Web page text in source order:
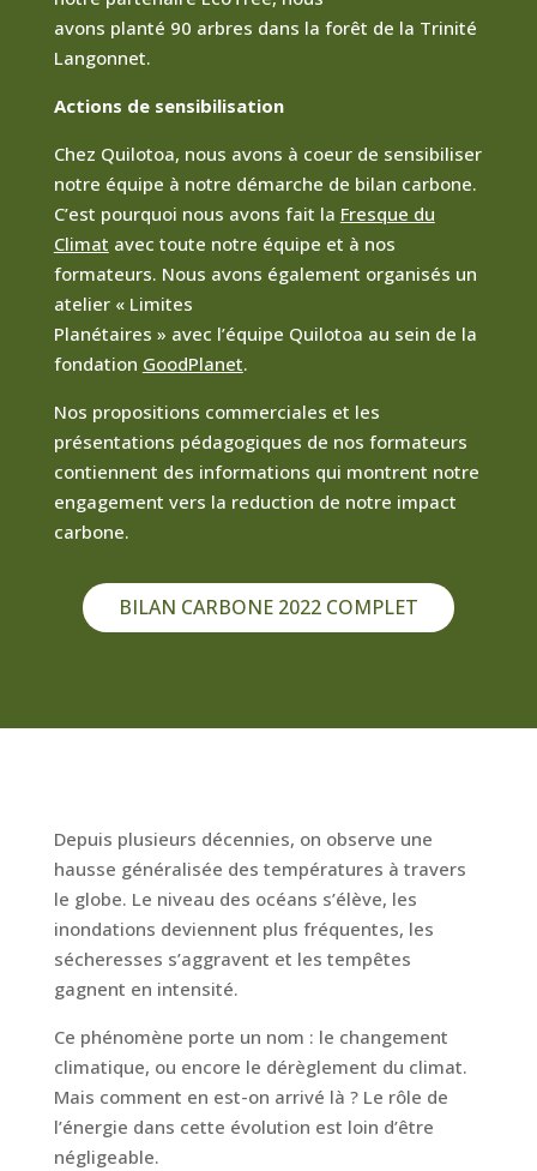
avons planté 90 arbres dans la forêt de la Trinité
Langonnet.
Actions de sensibilisation
Chez Quilotoa, nous avons à coeur de sensibiliser
notre équipe à notre démarche de bilan carbone.
C’est pourquoi nous avons fait la Fresque du
Climat avec toute notre équipe et à nos
formateurs. Nous avons également organisés un
atelier « Limites
Planétaires » avec l’équipe Quilotoa au sein de la
fondation GoodPlanet.
Nos propositions commerciales et les
présentations pédagogiques de nos formateurs
contiennent des informations qui montrent notre
engagement vers la reduction de notre impact
carbone.
BILAN CARBONE 2022 COMPLET
Depuis plusieurs décennies, on observe une
hausse généralisée des températures à travers
le globe. Le niveau des océans s’élève, les
inondations deviennent plus fréquentes, les
sécheresses s’aggravent et les tempêtes
gagnent en intensité.
Ce phénomène porte un nom : le changement
climatique, ou encore le dérèglement du climat.
Mais comment en est-on arrivé là ? Le rôle de
l’énergie dans cette évolution est loin d’être
négligeable.